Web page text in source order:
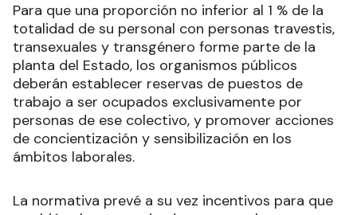
Para que una proporción no inferior al 1 % de la
totalidad de su personal con personas travestis,
transexuales y transgénero forme parte de la
planta del Estado, los organismos públicos
deberán establecer reservas de puestos de
trabajo a ser ocupados exclusivamente por
personas de ese colectivo, y promover acciones
de concientización y sensibilización en los
ámbitos laborales.
La normativa prevé a su vez incentivos para que